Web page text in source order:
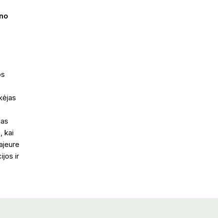
kai
ir